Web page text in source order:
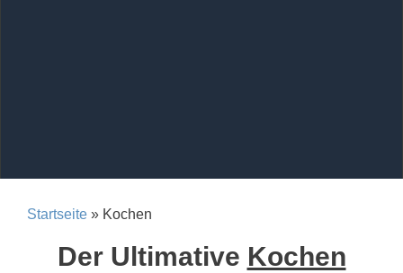
Startseite » Kochen
Der Ultimative Kochen